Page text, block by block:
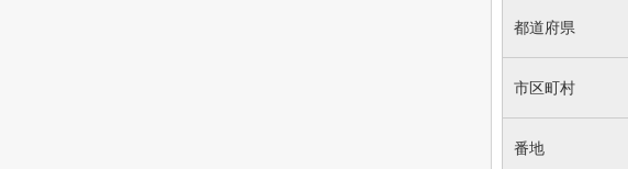
都道府県
市区町村
番地